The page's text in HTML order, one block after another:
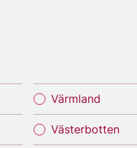
Värmland
Västerbotten